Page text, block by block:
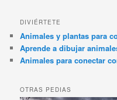
DIVIÉRTETE
Animales y plantas para
Aprende a dibujar
Animales para conectar
OTRAS PEDIAS